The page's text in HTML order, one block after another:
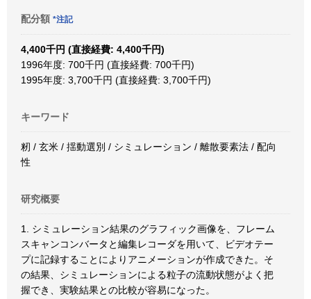
配分額 *注記
4,400千円 (直接経費: 4,400千円)
1996年度: 700千円 (直接経費: 700千円)
1995年度: 3,700千円 (直接経費: 3,700千円)
キーワード
籾 / 玄米 / 揺動選別 / シミュレーション / 離散要素法 / 配向
性
研究概要
1. シミュレーション結果のグラフィック画像を、フレーム
スキャンコンバータと編集レコーダを用いて、ビデオテー
プに記録することによりアニメーションが作成できた。そ
の結果、シミュレーションによる粒子の流動状態がよく把
握でき、実験結果との比較が容易になった。